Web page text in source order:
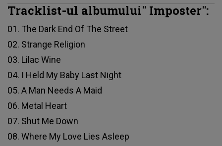
Tracklist-ul albumului" Imposter":
01. The Dark End Of The Street
02. Strange Religion
03. Lilac Wine
04. I Held My Baby Last Night
05. A Man Needs A Maid
06. Metal Heart
07. Shut Me Down
08. Where My Love Lies Asleep